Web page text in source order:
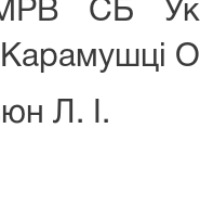
МРВ СБ
Карамушці
Л. І.